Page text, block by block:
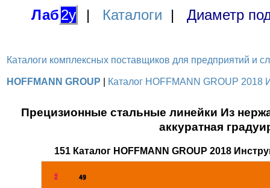
Лаб2у | Каталоги | Диаметр
Каталоги комплексных поставщиков для предприятий и
HOFFMANN GROUP Каталог HOFFMANN GROUP 2018
Прецизионные стальные линейки Из
аккуратная
151 Каталог HOFFMANN GROUP 2018